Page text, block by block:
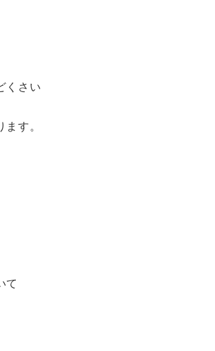
くさい
す。
て